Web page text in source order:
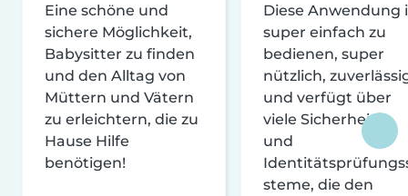
Eine schöne und
sichere Möglichkeit,
Babysitter zu finden
und den Alltag von
Müttern und Vätern
zu erleichtern, die zu
Hause Hilfe
benötigen!
Diese Anwendung
super einfach zu
bedienen, super
nützlich,
und verfügt über
viele Sicherheits-
und
steme, die den